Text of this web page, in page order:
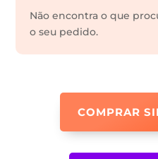
Não encontra o que
o seu pedido.
COMPRAR